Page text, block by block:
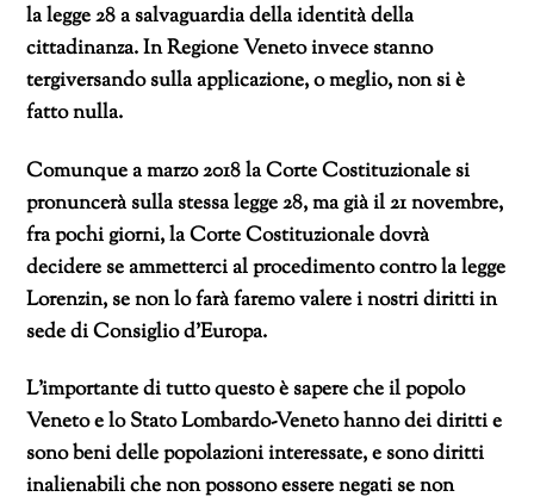
la legge 28 a salvaguardia della identità della
cittadinanza. In Regione Veneto invece stanno
tergiversando sulla applicazione, o meglio, non si è
fatto nulla.
Comunque a marzo 2018 la Corte Costituzionale si
pronuncerà sulla stessa legge 28, ma già il 21 novembre,
fra pochi giorni, la Corte Costituzionale dovrà
decidere se ammetterci al procedimento contro la legge
Lorenzin, se non lo farà faremo valere i nostri diritti in
sede di Consiglio d’Europa.
L’importante di tutto questo è sapere che il popolo
Veneto e lo Stato Lombardo-Veneto hanno dei diritti e
sono beni delle popolazioni interessate, e sono diritti
inalienabili che non possono essere negati se non